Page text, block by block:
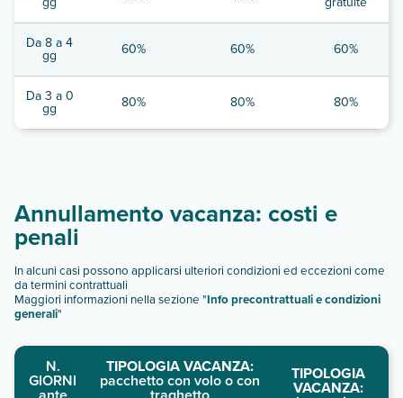
Da 8 a 4
gg 60% 60% 60%
Da 3 a 0
gg 80% 80% 80%
Annullamento vacanza: costi e
penali
In alcuni casi possono applicarsi ulteriori condizioni ed eccezioni come
da termini contrattuali
Maggiori informazioni nella sezione "Info precontrattuali e condizioni
generali"
N.
GIORNI
TIPOLOGIA VACANZA:
pacchetto con volo o con TIPOLOGIA
VACANZA: